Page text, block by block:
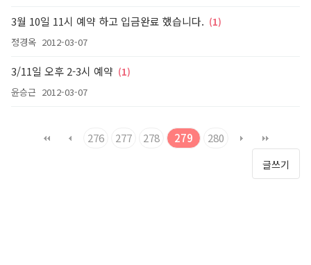
3월 10일 11시 예약 하고 입금완료 했습니다. (1)
정경옥 2012-03-07
3/11일 오후 2-3시 예약 (1)
윤승근 2012-03-07
276 277 278 279 280
글쓰기